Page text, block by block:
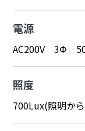
電源
AC200V 3Φ
照度
700Lux(照明か